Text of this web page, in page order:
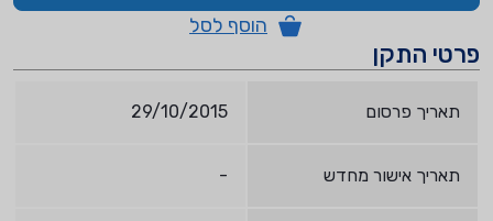
הוסף לסל
פרטי התקן
תאריך פרסום 29/10/2015
תאריך אישור מחדש -